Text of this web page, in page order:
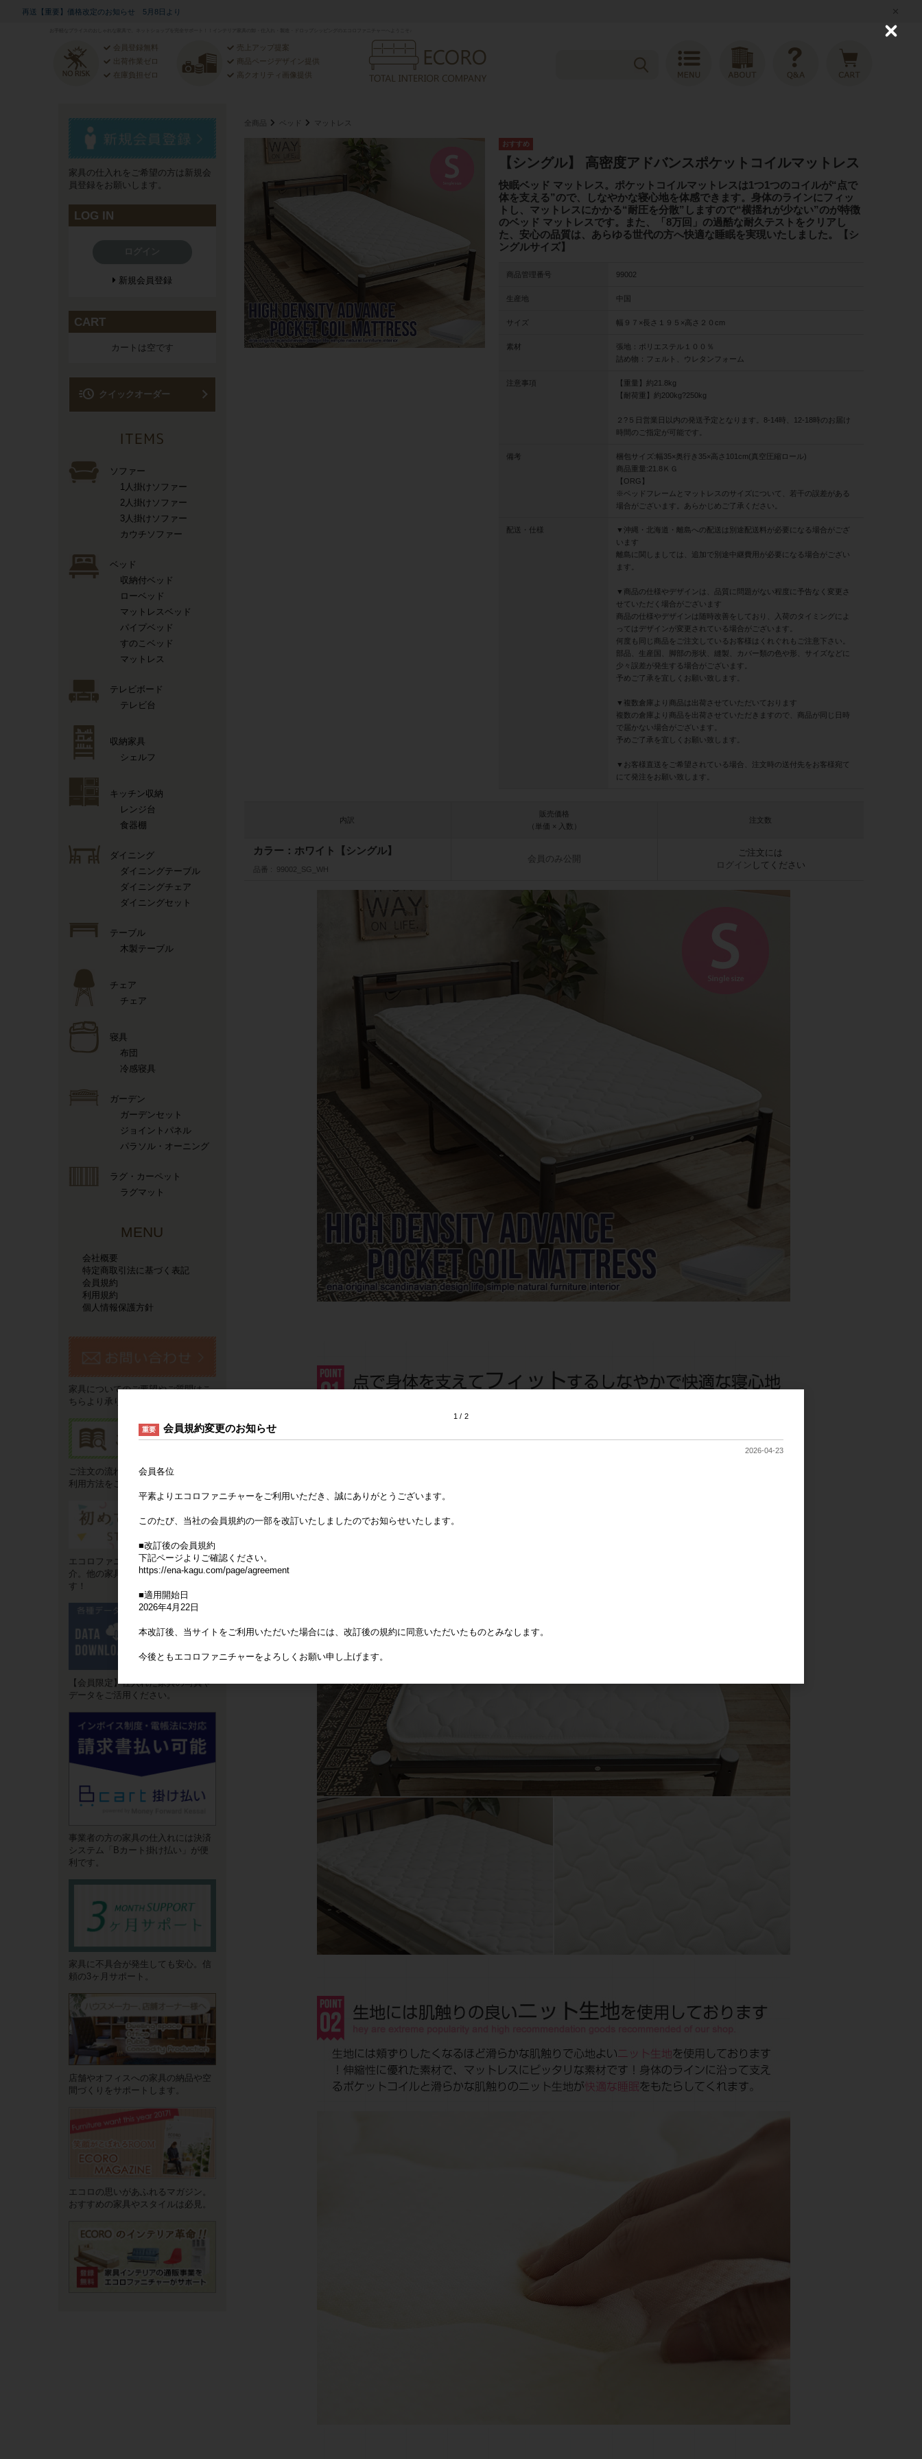
再送【重要】価格改定のお知らせ 5月8日より
会員登録無料
出荷作業ゼロ
在庫負担ゼロ
売上アップ提案
商品ページデザイン提供
高クオリティ画像提供
全商品 ベッド マットレス
【シングル】 高密度アドバンスポケットコイルマットレス
快眠ベッド マットレス。ポケットコイルマットレスは1つ1つのコイルが“点で
体を支える”ので、しなやかな寝心地を体感できます。身体のラインにフィッ
トし、マットレスにかかる“耐圧を分散”しますので“横揺れが少ない”のが特徴
のベッド マットレスです。また、「8万回」の過酷な耐久テストをクリアし
た、安心の品質は、あらゆる世代の方へ快適な睡眠を実現いたしました。【シ
ングルサイズ】
商品管理番号 99002
生産地 中国
サイズ 幅９７×長さ１９５×高さ２０cm
素材
張地：ポリエステル１００％
詰め物：フェルト、ウレタンフォーム
注意事項
【重量】約21.8kg
【耐荷重】約200kg?250kg
２?５日営業日以内の発送予定となります。8-14時、12-18時のお届け
時間のご指定が可能です。
備考
梱包サイズ:幅35×奥行き35×高さ101cm(真空圧縮ロール)
商品重量:21.8ＫＧ
【ORG】
※ベッドフレームとマットレスのサイズについて、若干の誤差がある
場合がございます。あらかじめご了承ください。
配送・仕様
▼沖縄・北海道・離島への配送は別途配送料が必要になる場合がござ
います
離島に関しましては、追加で別途中継費用が必要になる場合がござい
ます。
▼商品の仕様やデザインは、品質に問題がない程度に予告なく変更さ
せていただく場合がございます
商品の仕様やデザインは随時改善をしており、入荷のタイミングによ
ってはデザインが変更されている場合がございます。
何度も同じ商品をご注文しているお客様はくれぐれもご注意下さい。
部品、生産国、脚部の形状、縫製、カバー類の色や形、サイズなどに
少々誤差が発生する場合がございます。
予めご了承を宜しくお願い致します。
▼複数倉庫より商品は出荷させていただいております
複数の倉庫より商品を出荷させていただきますので、商品が同じ日時
で届かない場合がございます。
予めご了承を宜しくお願い致します。
▼お客様直送をご希望されている場合、注文時の送付先をお客様宛て
にて発注をお願い致します。
内訳
販売価格
（単価 × 入数）
注文数
カラー：ホワイト【シングル】
品番 99002_SG_WH
会員のみ公開
ご注文には
ログイン してください
家具の仕入れをご希望の方は新規会
員登録をお願いします。
LOG IN
新規会員登録
CART
カートは空です
acute クイックオーダー
ソファー
1人掛けソファー
2人掛けソファー
3人掛けソファー
カウチソファー
ベッド
収納付ベッド
ローベッド
マットレスベッド
パイプベッド
すのこベッド
マットレス
テレビボード
テレビ台
収納家具
シェルフ
キッチン収納
レンジ台
食器棚
ダイニング
ダイニングテーブル
ダイニングチェア
ダイニングセット
テーブル
木製テーブル
チェア
チェア
寝具
布団
冷感寝具
ガーデン
ガーデンセット
ジョイントパネル
パラソル・オーニング
ラグ・カーペット
ラグマット
MENU
会社概要
特定商取引法に基づく表記
会員規約
利用規約
個人情報保護方針
家具についてのご要望やご質問はこ
ちらより承ります。
ご注文の流れやお支払い方法などご
利用方法をご説明いたします。
エコロファニチャーの"強み"をご紹
介。他の家具卸サイトとは違いま
す！
【会員限定】仕入れた家具の写真や
データをご活用ください。
事業者の方の家具の仕入れには決済
システム「Bカート掛け払い」が便
利です。
家具に不具合が発生しても安心。信
頼の3ヶ月サポート。
店舗やオフィスへの家具の納品や空
間づくりをサポートします。
エコロの思いがあふれるマガジン。
おすすめの家具やスタイルは必見。
1 2
重要 会員規約変更のお知らせ
2026-04-23
会員各位
平素よりエコロファニチャーをご利用いただき、誠にありがとうございます。
このたび、当社の会員規約の一部を改訂いたしましたのでお知らせいたします。
■改訂後の会員規約
下記ページよりご確認ください。
https://ena-kagu.com/page/agreement
■適用開始日
2026年4月22日
本改訂後、当サイトをご利用いただいた場合には、改訂後の規約に同意いただいたものとみなします。
今後ともエコロファニチャーをよろしくお願い申し上げます。
C